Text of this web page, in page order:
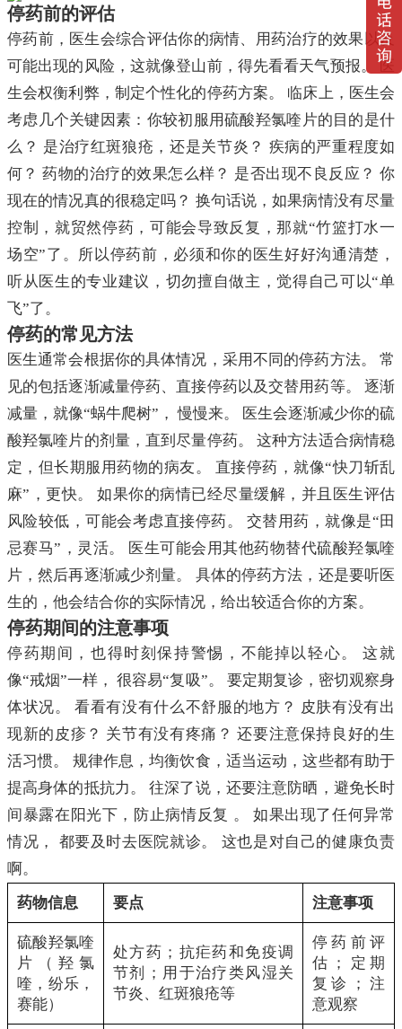
停药前的评估
停药前，医生会综合评估你的病情、用药治疗的效果以及
可能出现的风险，这就像登山前，得先看看天气预报。 医
生会权衡利弊，制定个性化的停药方案。 临床上，医生会
考虑几个关键因素：你较初服用硫酸羟氯喹片的目的是什
么？ 是治疗红斑狼疮，还是关节炎？ 疾病的严重程度如
何？ 药物的治疗的效果怎么样？ 是否出现不良反应？ 你
现在的情况真的很稳定吗？ 换句话说，如果病情没有尽量
控制，就贸然停药，可能会导致反复，那就“竹篮打水一
场空”了。所以停药前，必须和你的医生好好沟通清楚，
听从医生的专业建议，切勿擅自做主，觉得自己可以“单
飞”了。
停药的常见方法
医生通常会根据你的具体情况，采用不同的停药方法。 常
见的包括逐渐减量停药、直接停药以及交替用药等。 逐渐
减量，就像“蜗牛爬树”， 慢慢来。 医生会逐渐减少你的硫
酸羟氯喹片的剂量，直到尽量停药。 这种方法适合病情稳
定，但长期服用药物的病友。 直接停药，就像“快刀斩乱
麻”，更快。 如果你的病情已经尽量缓解，并且医生评估
风险较低，可能会考虑直接停药。 交替用药，就像是“田
忌赛马”，灵活。 医生可能会用其他药物替代硫酸羟氯喹
片，然后再逐渐减少剂量。 具体的停药方法，还是要听医
生的，他会结合你的实际情况，给出较适合你的方案。
停药期间的注意事项
停药期间，也得时刻保持警惕，不能掉以轻心。 这就
像“戒烟”一样， 很容易“复吸”。 要定期复诊，密切观察身
体状况。 看看有没有什么不舒服的地方？ 皮肤有没有出
现新的皮疹？ 关节有没有疼痛？ 还要注意保持良好的生
活习惯。 规律作息，均衡饮食，适当运动，这些都有助于
提高身体的抵抗力。 往深了说，还要注意防晒，避免长时
间暴露在阳光下，防止病情反复 。 如果出现了任何异常
情况， 都要及时去医院就诊。 这也是对自己的健康负责
啊。
药物信息
要点 注意事项
硫酸羟氯喹
片（羟氯
喹，纷乐，
赛能）
处方药；抗疟药和免疫调
节剂；用于治疗类风湿关
节炎、红斑狼疮等
停药前评
估；定期
复诊；注
意观察